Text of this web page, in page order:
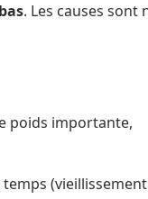
. Les causes sont
poids importante,